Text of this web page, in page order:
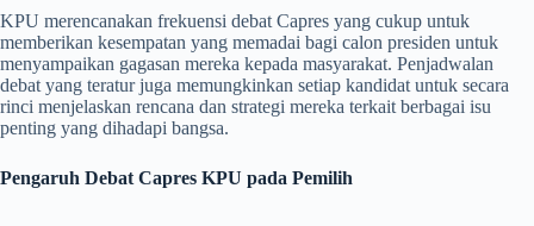
KPU merencanakan frekuensi debat Capres yang cukup untuk
memberikan kesempatan yang memadai bagi calon presiden untuk
menyampaikan gagasan mereka kepada masyarakat. Penjadwalan
debat yang teratur juga memungkinkan setiap kandidat untuk secara
rinci menjelaskan rencana dan strategi mereka terkait berbagai isu
penting yang dihadapi bangsa.
Pengaruh Debat Capres KPU pada Pemilih